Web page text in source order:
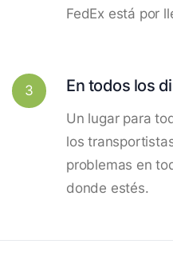
FedEx está por
3 En todos los
Un lugar para
los
problemas en
donde estés.